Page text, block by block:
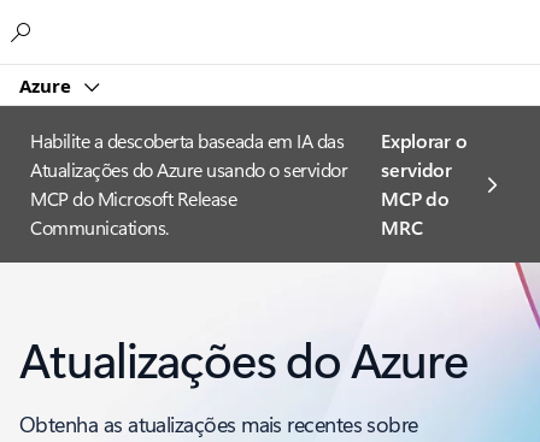
Azure
Habilite a descoberta baseada em IA das
Atualizações do Azure usando o servidor
MCP do Microsoft Release
Communications.
Explorar o
servidor
MCP do
MRC
Atualizações do Azure
Obtenha as atualizações mais recentes sobre